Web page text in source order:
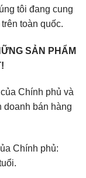
tôi đang cung
toàn quốc.
SẢN PHẨM
Chính phủ và
doanh bán hàng
Chính phủ: